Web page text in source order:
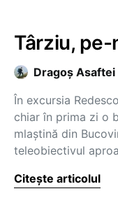
Târziu,
Dragoş Asaftei
În excursia
chiar în prima zi o
mlaștină din
teleobiectivul
Citește articolul